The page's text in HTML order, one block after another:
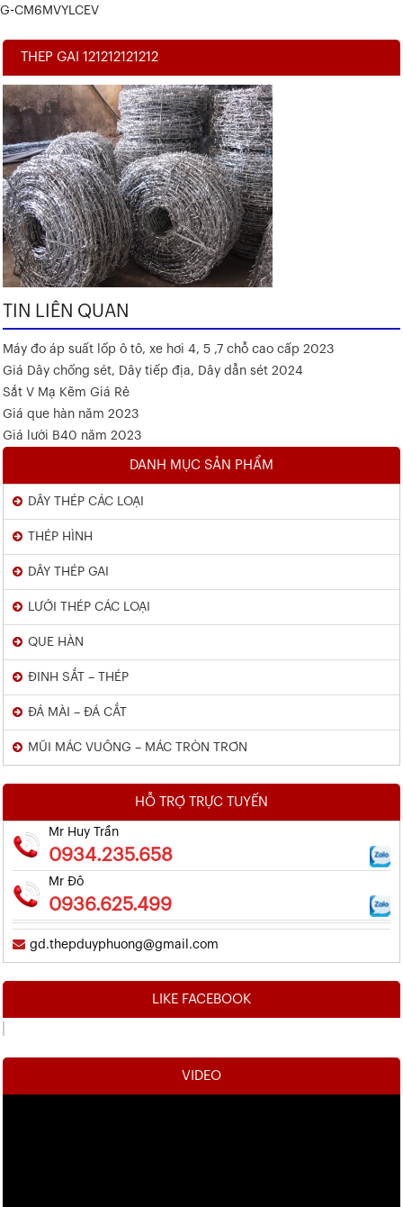
G-CM6MVYLCEV
THEP GAI 121212121212
TIN LIÊN QUAN
Máy đo áp suất lốp ô tô, xe hơi 4, 5 ,7 chỗ cao cấp 2023
Giá Dây chống sét, Dây tiếp địa, Dây dẫn sét 2024
Sắt V Mạ Kẽm Giá Rẻ
Giá que hàn năm 2023
Giá lưới B40 năm 2023
DANH MỤC SẢN PHẨM
DÂY THÉP CÁC LOẠI
THÉP HÌNH
DÂY THÉP GAI
LƯỚI THÉP CÁC LOẠI
QUE HÀN
ĐINH SẮT – THÉP
ĐÁ MÀI – ĐÁ CẮT
MŨI MÁC VUÔNG – MÁC TRÒN TRƠN
HỖ TRỢ TRỰC TUYẾN
Mr Huy Trần
0934.235.658
Mr Đô
0936.625.499
gd.thepduyphuong@gmail.com
LIKE FACEBOOK
VIDEO